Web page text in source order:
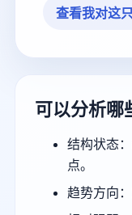
查看我对这
可以分析哪
结构状态
点。
趋势方向